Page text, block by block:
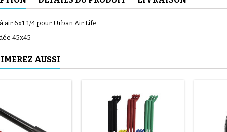
air 6x1 1/4 pour Urban Air Life
45x45
AUSSI